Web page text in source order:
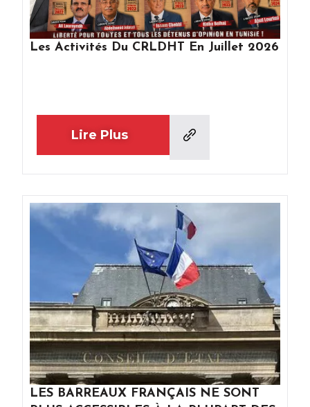
Les Activités Du CRLDHT En Juillet 2026
Lire Plus
LES BARREAUX FRANÇAIS NE SONT